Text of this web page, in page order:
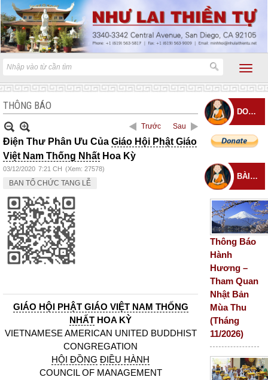
THÔNG BÁO
Trước Sau
Điện Thư Phân Ưu Của Giáo Hội Phật Giáo
Việt Nam Thống NhấtHoa Kỳ
03/12/2020 7:21 CH (Xem: 27578)
BAN TỔ CHỨC TANG LỄ
GIÁO HỘI PHẬT GIÁO VIỆT NAM THỐNG
NHẤT HOA KỲ
VIETNAMESE AMERICAN UNITED BUDDHIST
CONGREGATION
HỘI ĐỒNG ĐIỀU HÀNH
COUNCIL OF MANAGEMENT
DONATE
BÀI ĐĂNG MỚI
Thông Báo
Hành
Hương –
Tham Quan
Nhật Bản
Mùa Thu
(Tháng
11/2026)